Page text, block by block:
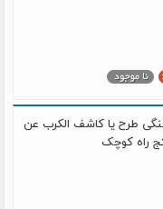
طرح یا کاشف الکرب عن
راه کوچک